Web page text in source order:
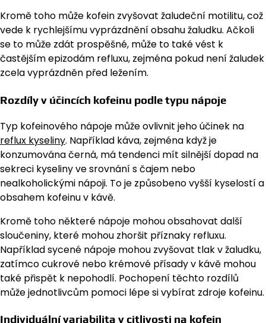
Kromě toho může kofein zvyšovat žaludeční motilitu, což
vede k rychlejšímu vyprázdnění obsahu žaludku. Ačkoli
se to může zdát prospěšné, může to také vést k
častějším epizodám refluxu, zejména pokud není žaludek
zcela vyprázdněn před ležením.
Rozdíly v účincích kofeinu podle typu nápoje
Typ kofeinového nápoje může ovlivnit jeho účinek na
reflux kyseliny. Například káva, zejména když je
konzumována černá, má tendenci mít silnější dopad na
sekreci kyseliny ve srovnání s čajem nebo
nealkoholickými nápoji. To je způsobeno vyšší kyselostí a
obsahem kofeinu v kávě.
Kromě toho některé nápoje mohou obsahovat další
sloučeniny, které mohou zhoršit příznaky refluxu.
Například sycené nápoje mohou zvyšovat tlak v žaludku,
zatímco cukrové nebo krémové přísady v kávě mohou
také přispět k nepohodlí. Pochopení těchto rozdílů
může jednotlivcům pomoci lépe si vybírat zdroje kofeinu.
Individuální variabilita v citlivosti na kofein